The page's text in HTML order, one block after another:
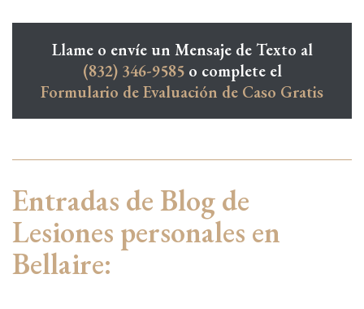
Llame o envíe un Mensaje de Texto al
(832) 346-9585o complete el
Formulario de Evaluación de Caso Gratis
Entradas de Blog de
Lesiones personales en
Bellaire: